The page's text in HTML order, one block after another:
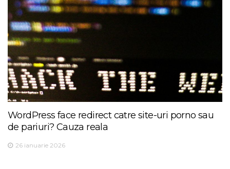
WordPress face redirect catre site-uri porno sau
de pariuri? Cauza reala
26 ianuarie 2026